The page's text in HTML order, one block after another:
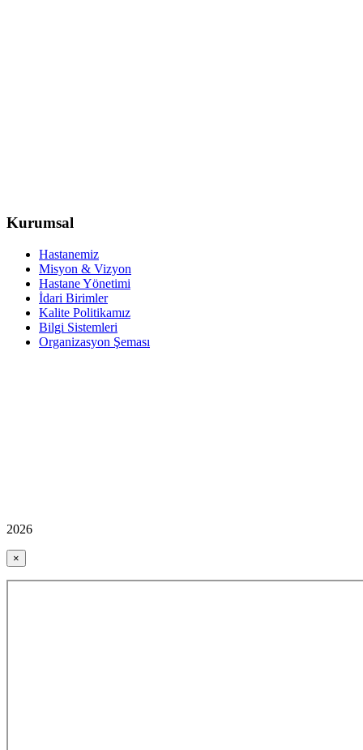
Kurumsal
Hastanemiz
Misyon & Vizyon
Hastane Yönetimi
İdari Birimler
Kalite Politikamız
Bilgi Sistemleri
Organizasyon Şeması
2026
×